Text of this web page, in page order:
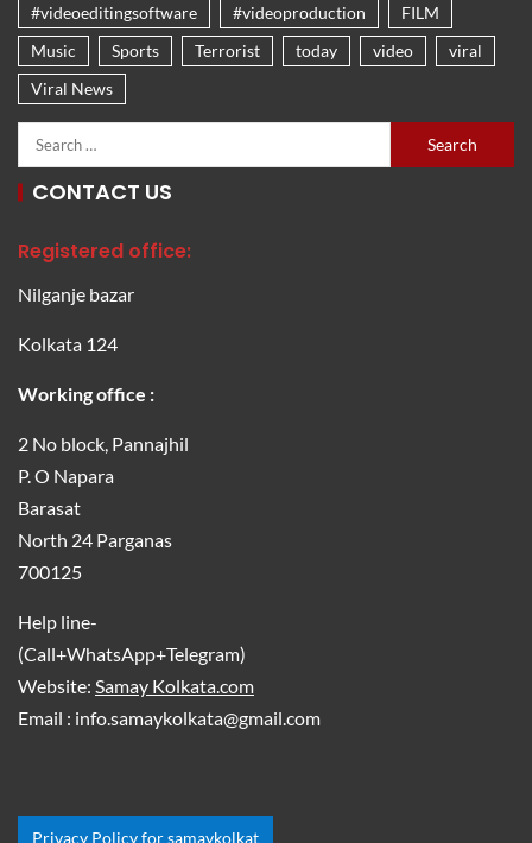
#videoeditingsoftware
#videoproduction
FILM
Music
Sports Terrorist today video
viral
Viral News
CONTACT US
Registered office:
Nilganje bazar
Kolkata 124
Working office :
2 No block, Pannajhil
P. O Napara
Barasat
North 24 Parganas
700125
Help line-
(Call+WhatsApp+Telegram)
Website: Samay Kolkata.com
Email : info.samaykolkata@gmail.com
Privacy Policy for samaykolkat